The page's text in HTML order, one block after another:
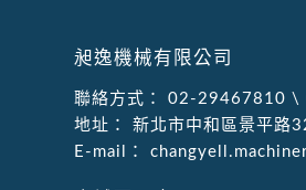
昶逸機械有限公司
聯絡方式： 02-29467810 \
地址：
新北市中和區景平路
E-mail：